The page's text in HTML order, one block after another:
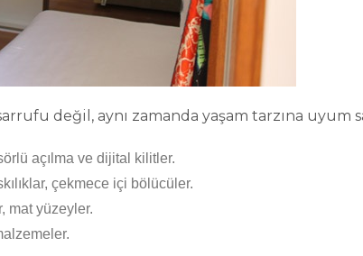
değil, aynı zamanda yaşam tarzına uyum
açılma ve dijital kilitler.
çekmece içi bölücüler.
mat yüzeyler.